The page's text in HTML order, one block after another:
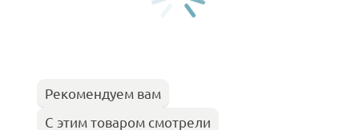
Рекомендуем вам
С этим товаром смотрели